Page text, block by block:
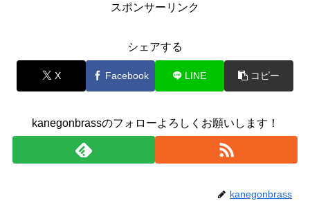
スポンサーリンク
シェアする
X Facebook LINE コピー
kanegonbrassのフォローよろしくお願いします！
kanegonbrass